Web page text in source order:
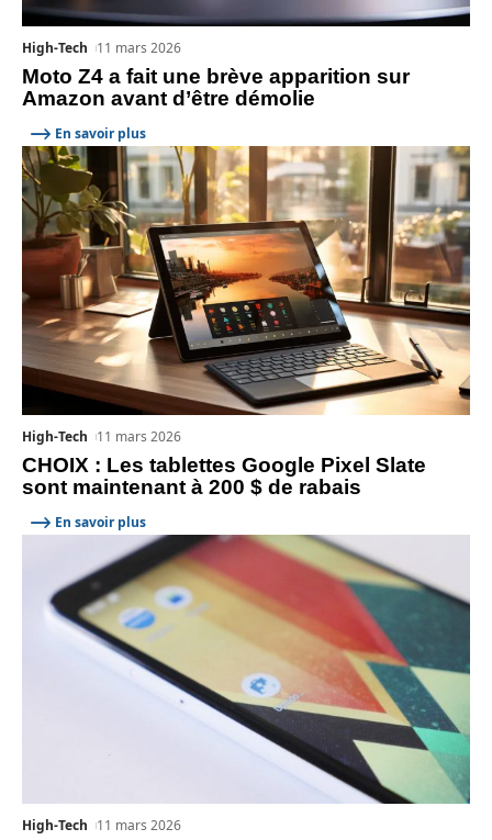
Moto Z4 a fait une brève apparition sur
Amazon avant d’être démolie
High-Tech 11 mars 2026
En savoir plus
CHOIX : Les tablettes Google Pixel Slate
sont maintenant à 200 $ de rabais
High-Tech 11 mars 2026
En savoir plus
High-Tech 11 mars 2026